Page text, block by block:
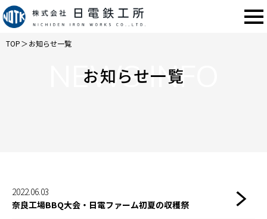
TOP＞お知らせ一覧
NEWS INFO
お知らせ一覧
2022.06.03
奈良工場BBQ大会・日電ファーム初夏の収穫祭